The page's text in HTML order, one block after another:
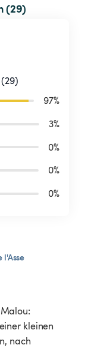
(29)
97%
3%
0%
0%
0%
l'Asse
kleinen
nach